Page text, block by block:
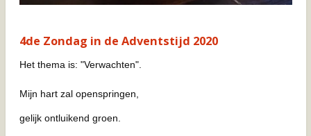
4de Zondag in de Adventstijd 2020
Het thema is: "Verwachten".
Mijn hart zal openspringen,
gelijk ontluikend groen.